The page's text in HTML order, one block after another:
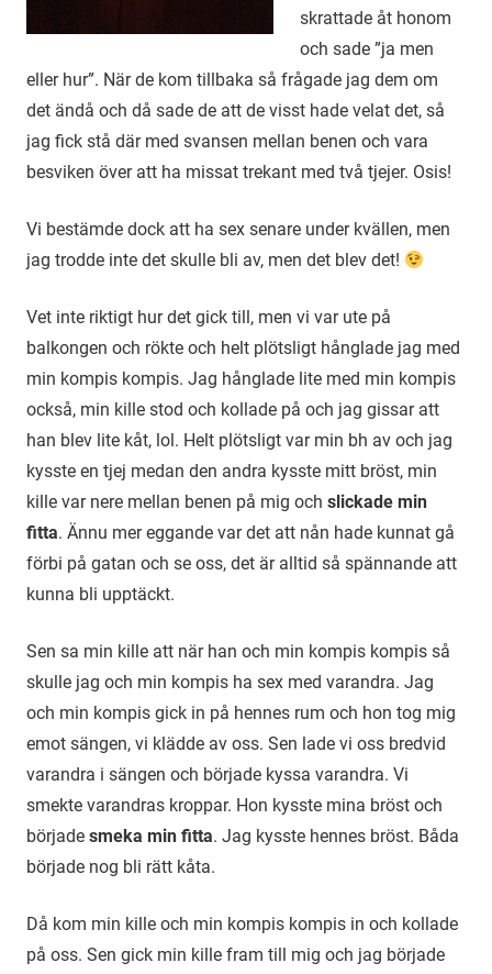
skrattade åt honom
och sade ”ja men
eller hur”. När de kom tillbaka så frågade jag dem om
det ändå och då sade de att de visst hade velat det, så
jag fick stå där med svansen mellan benen och vara
besviken över att ha missat trekant med två tjejer. Osis!
Vi bestämde dock att ha sex senare under kvällen, men
jag trodde inte det skulle bli av, men det blev det!
Vet inte riktigt hur det gick till, men vi var ute på
balkongen och rökte och helt plötsligt hånglade jag med
min kompis kompis. Jag hånglade lite med min kompis
också, min kille stod och kollade på och jag gissar att
han blev lite kåt, lol. Helt plötsligt var min bh av och jag
kysste en tjej medan den andra kysste mitt bröst, min
kille var nere mellan benen på mig och slickade min
fitta. Ännu mer eggande var det att nån hade kunnat gå
förbi på gatan och se oss, det är alltid så spännande att
kunna bli upptäckt.
Sen sa min kille att när han och min kompis kompis så
skulle jag och min kompis ha sex med varandra. Jag
och min kompis gick in på hennes rum och hon tog mig
emot sängen, vi klädde av oss. Sen lade vi oss bredvid
varandra i sängen och började kyssa varandra. Vi
smekte varandras kroppar. Hon kysste mina bröst och
började smeka min fitta. Jag kysste hennes bröst. Båda
började nog bli rätt kåta.
Då kom min kille och min kompis kompis in och kollade
på oss. Sen gick min kille fram till mig och jag började